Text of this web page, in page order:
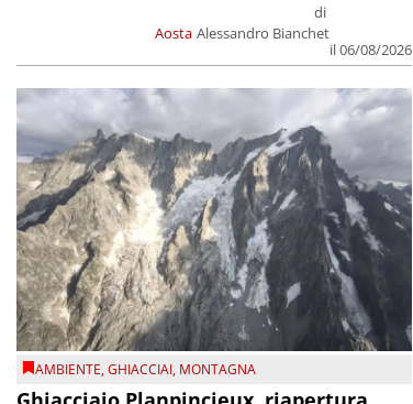
Aosta
di
Alessandro Bianchet
il 06/08/2026
AMBIENTE,GHIACCIAI, MONTAGNA